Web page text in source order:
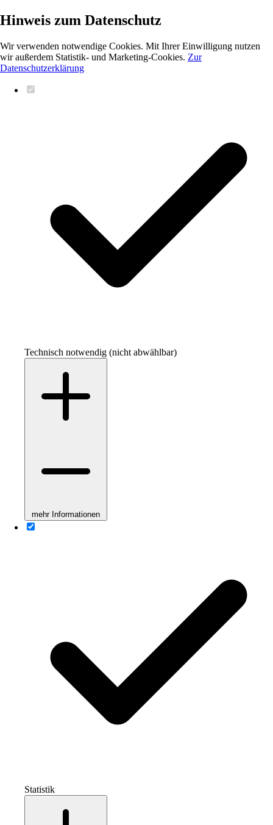
Hinweis zum Datenschutz
Wir verwenden notwendige Cookies. Mit Ihrer Einwilligung nutzen
wir außerdem Statistik- und Marketing-Cookies. Zur
Datenschutzerklärung
Technisch notwendig (nicht abwählbar)
mehr Informationen
Statistik